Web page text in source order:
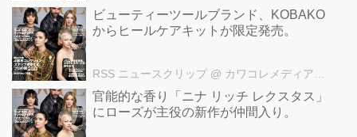
ビューティーツールブランド、KOBAKO
からヒールケアキットが限定発売。
RSS ニュースクリップ @ カワコレメディア編集部
官能的な香り「ニナ リッチ レクスタス」
にローズが主役の新作が仲間入り。